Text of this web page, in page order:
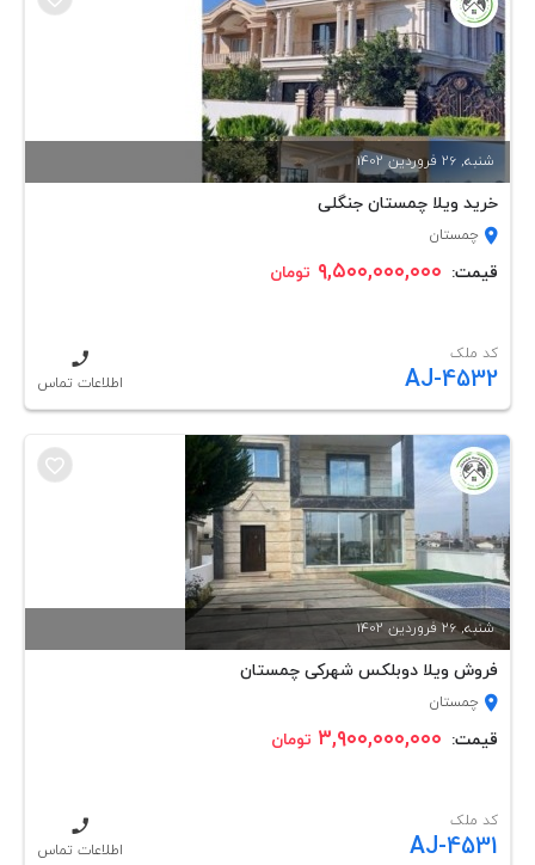
شنبه, 26 فروردين 1402
خرید ویلا چمستان جنگلی
چمستان
قیمت: ۹,۵۰۰,۰۰۰,۰۰۰ تومان
کد ملک
AJ-4532 اطلاعات تماس
شنبه, 26 فروردين 1402
فروش ویلا دوبلکس شهرکی چمستان
چمستان
قیمت: ۳,۹۰۰,۰۰۰,۰۰۰ تومان
کد ملک
AJ-4531 اطلاعات تماس